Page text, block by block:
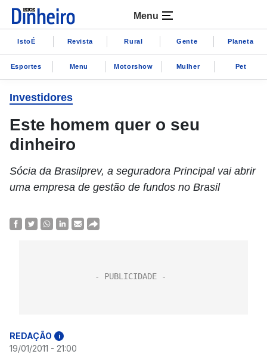
Menu
IstoÉ Revista Rural Gente Planeta
Esportes Menu Motorshow Mulher Pet
Investidores
Este homem quer o seu
dinheiro
Sócia da Brasilprev, a seguradora Principal vai abrir
uma empresa de gestão de fundos no Brasil
REDAÇÃO i
19/01/2011 - 21:00